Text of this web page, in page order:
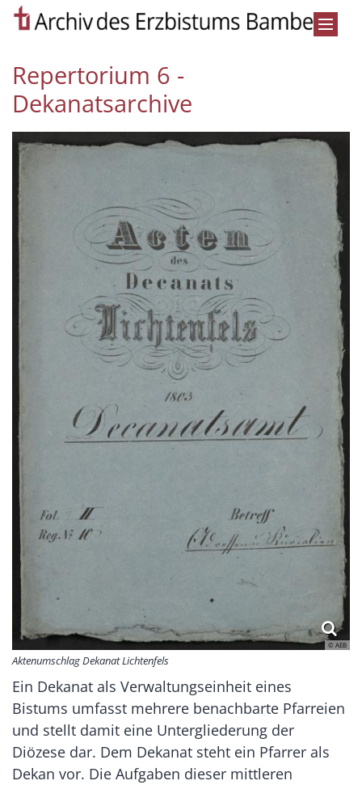
Zum Inhalt springen
Repertorium 6 -
Dekanatsarchive
© AEB
Aktenumschlag Dekanat Lichtenfels
Ein Dekanat als Verwaltungseinheit eines
Bistums umfasst mehrere benachbarte Pfarreien
und stellt damit eine Untergliederung der
Diözese dar. Dem Dekanat steht ein Pfarrer als
Dekan vor. Die Aufgaben dieser mittleren